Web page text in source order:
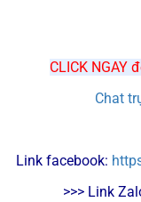
CLICK NGAY
Chat
Link facebook:
>>> Link